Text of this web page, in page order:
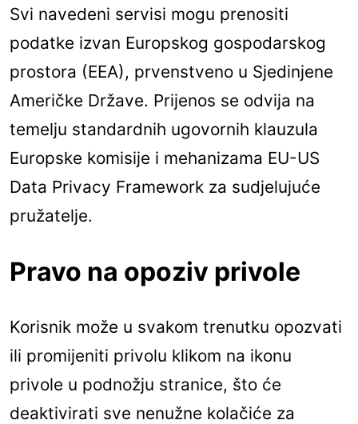
Svi navedeni servisi mogu prenositi
podatke izvan Europskog gospodarskog
prostora (EEA), prvenstveno u Sjedinjene
Američke Države. Prijenos se odvija na
temelju standardnih ugovornih klauzula
Europske komisije i mehanizama EU-US
Data Privacy Framework za sudjelujuće
pružatelje.
Pravo na opoziv privole
Korisnik može u svakom trenutku opozvati
ili promijeniti privolu klikom na ikonu
privole u podnožju stranice, što će
deaktivirati sve nenužne kolačiće za